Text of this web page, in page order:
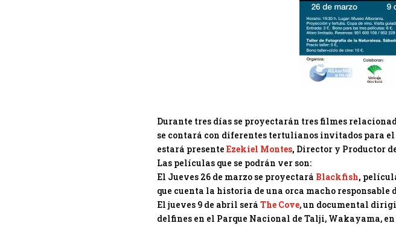
Durante tres días se proyectarán tres filmes
se contará con diferentes tertulianos invitados para
estará presente Ezekiel Montes, Director y Productor
Las películas que se podrán ver son:
El Jueves 26 de marzo se proyectará Blackfish,
que cuenta la historia de una orca macho responsable
El jueves 9 de abril será The Cove, un documental
delfines en el Parque Nacional de Talji, Wakayama,